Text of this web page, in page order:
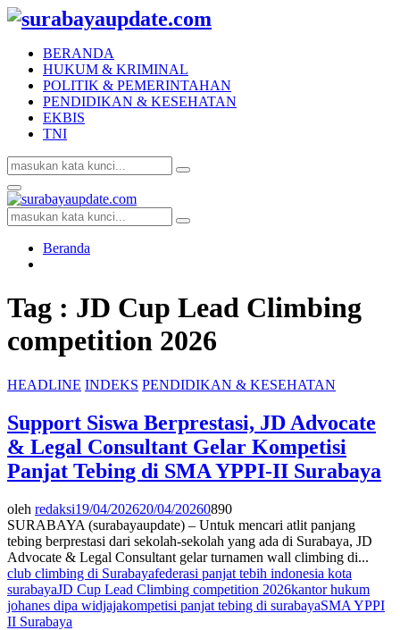
BERANDA
HUKUM & KRIMINAL
POLITIK & PEMERINTAHAN
PENDIDIKAN & KESEHATAN
EKBIS
TNI
Search
for:
Search
Facebook
Twitter
Youtube
Primary
Menu
Search
for:
Search
Beranda
Tag : JD Cup Lead Climbing
competition 2026
HEADLINE INDEKS PENDIDIKAN & KESEHATAN
Support Siswa Berprestasi, JD Advocate
& Legal Consultant Gelar Kompetisi
Panjat Tebing di SMA YPPI-II Surabaya
oleh redaksi19/04/202620/04/20260890
SURABAYA (surabayaupdate) – Untuk mencari atlit panjang
tebing berprestasi dari sekolah-sekolah yang ada di Surabaya, JD
Advocate & Legal Consultant gelar turnamen wall climbing di...
club climbing di Surabayafederasi panjat tebih indonesia kota
surabayaJD Cup Lead Climbing competition 2026kantor hukum
johanes dipa widjajakompetisi panjat tebing di surabayaSMA YPPI
II Surabaya